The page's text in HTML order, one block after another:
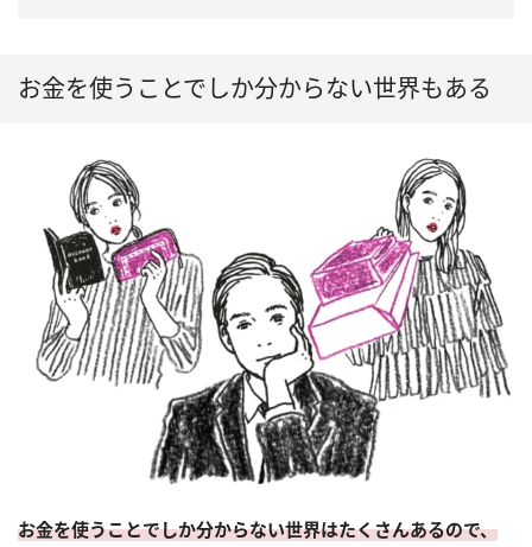
お金を使うことでしか分からない世界もある
お金を使うことでしか分からない世界はたくさんあるので、